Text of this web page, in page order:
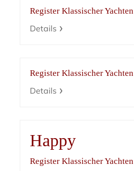
Register Klassischer Yachten
Details
Register Klassischer Yachten
Details
Happy
Register Klassischer Yachten